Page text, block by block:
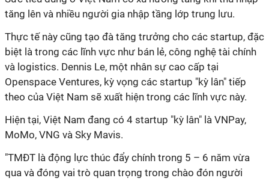
tăng lên và nhiều người gia nhập tầng lớp trung lưu.
Thực tế này cũng tạo đà tăng trưởng cho các startup, đặc
biệt là trong các lĩnh vực như bán lẻ, công nghệ tài chính
và logistics. Dennis Le, một nhân sự cao cấp tại
Openspace Ventures, kỳ vọng các startup "kỳ lân" tiếp
theo của Việt Nam sẽ xuất hiện trong các lĩnh vực này.
Hiện tại, Việt Nam đang có 4 startup "kỳ lân" là VNPay,
MoMo, VNG và Sky Mavis.
"TMĐT là động lực thúc đẩy chính trong 5 – 6 năm vừa
qua và đóng vai trò quan trọng trong chào đón người